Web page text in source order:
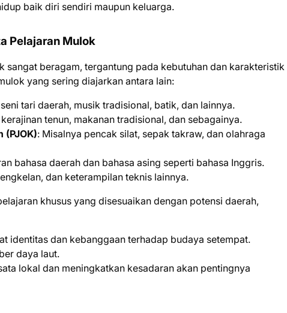
baik diri sendiri maupun keluarga.
Pelajaran Mulok
sangat beragam, tergantung pada kebutuhan dan karakteristik
yang sering diajarkan antara lain:
tari daerah, musik tradisional, batik, dan lainnya.
tenun, makanan tradisional, dan sebagainya.
(PJOK): Misalnya pencak silat, sepak takraw, dan olahraga
bahasa daerah dan bahasa asing seperti bahasa Inggris.
dan keterampilan teknis lainnya.
khusus yang disesuaikan dengan potensi daerah,
identitas dan kebanggaan terhadap budaya setempat.
daya laut.
lokal dan meningkatkan kesadaran akan pentingnya